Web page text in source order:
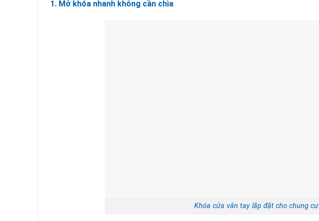
1. Mở khóa nhanh không cần chìa
Khóa cửa vân tay lắp đặt cho chung cư